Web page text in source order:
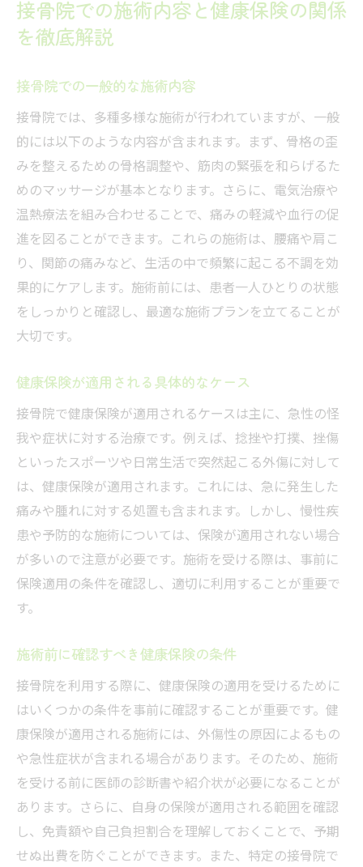
接骨院での施術内容と健康保険の関係
を徹底解説
接骨院での一般的な施術内容
接骨院では、多種多様な施術が行われていますが、一般
的には以下のような内容が含まれます。まず、骨格の歪
みを整えるための骨格調整や、筋肉の緊張を和らげるた
めのマッサージが基本となります。さらに、電気治療や
温熱療法を組み合わせることで、痛みの軽減や血行の促
進を図ることができます。これらの施術は、腰痛や肩こ
り、関節の痛みなど、生活の中で頻繁に起こる不調を効
果的にケアします。施術前には、患者一人ひとりの状態
をしっかりと確認し、最適な施術プランを立てることが
大切です。
健康保険が適用される具体的なケース
接骨院で健康保険が適用されるケースは主に、急性の怪
我や症状に対する治療です。例えば、捻挫や打撲、挫傷
といったスポーツや日常生活で突然起こる外傷に対して
は、健康保険が適用されます。これには、急に発生した
痛みや腫れに対する処置も含まれます。しかし、慢性疾
患や予防的な施術については、保険が適用されない場合
が多いので注意が必要です。施術を受ける際は、事前に
保険適用の条件を確認し、適切に利用することが重要で
す。
施術前に確認すべき健康保険の条件
接骨院を利用する際に、健康保険の適用を受けるために
はいくつかの条件を事前に確認することが重要です。健
康保険が適用される施術には、外傷性の原因によるもの
や急性症状が含まれる場合があります。そのため、施術
を受ける前に医師の診断書や紹介状が必要になることが
あります。さらに、自身の保険が適用される範囲を確認
し、免責額や自己負担割合を理解しておくことで、予期
せぬ出費を防ぐことができます。また、特定の接骨院で